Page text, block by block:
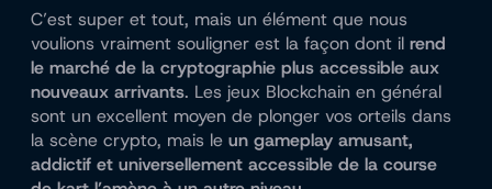
C’est super et tout, mais un élément que nous
voulions vraiment souligner est la façon dont il rend
le marché de la cryptographie plus accessible aux
nouveaux arrivants. Les jeux Blockchain en général
sont un excellent moyen de plonger vos orteils dans
la scène crypto, mais le un gameplay amusant,
addictif et universellement accessible de la course